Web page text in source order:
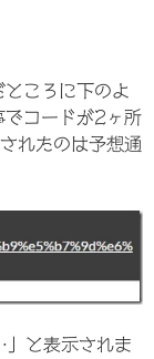
ころに下のよ
でコードが2ヶ所
れたのは予想通
と表示されま